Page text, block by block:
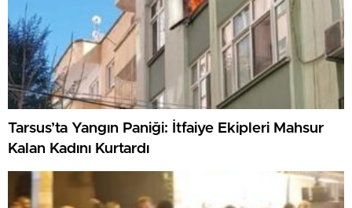
Tarsus’ta Yangın Paniği: İtfaiye Ekipleri Mahsur
Kalan Kadını Kurtardı